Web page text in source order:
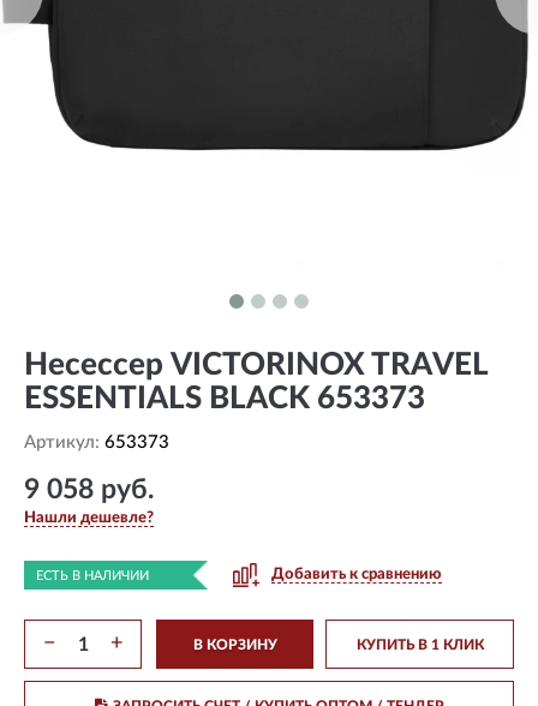
Несессер VICTORINOX TRAVEL
ESSENTIALS BLACK 653373
Артикул: 653373
9 058 руб.
Нашли дешевле?
ЕСТЬ В НАЛИЧИИ Добавить к сравнению
− + В КОРЗИНУ КУПИТЬ В 1 КЛИК